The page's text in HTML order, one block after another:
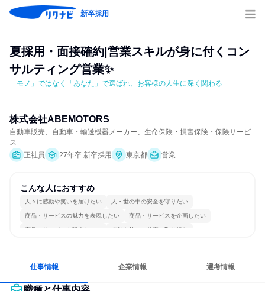
新卒採用
夏採用・面接確約|営業スキルが身に付くコン
サルティング営業✨
「モノ」ではなく「あなた」で選ばれ、お客様の人生に深く関わる
株式会社ABEMOTORS
自動車販売、自動車・輸送機器メーカー、生命保険・損害保険・保険サービ
ス
正社員
27年卒 新卒採用 東京都 営業
こんな人におすすめ
人々に感動や笑いを届けたい 人・世の中の安全を守りたい
商品・サービスの魅力を表現したい 商品・サービスを企画したい
商品・サービスを販売したい 情熱を持って仕事に取り組む
仕事情報 企業情報 選考情報